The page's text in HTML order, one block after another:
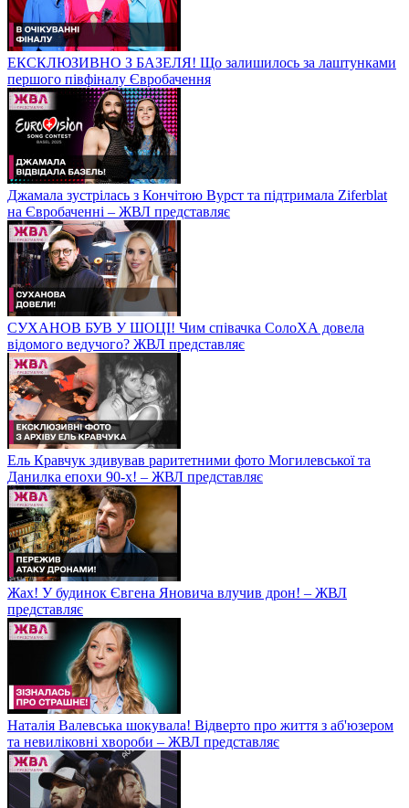
ЕКСКЛЮЗИВНО З БАЗЕЛЯ! Що залишилось за лаштунками
першого півфіналу Євробачення
Джамала зустрілась з Кончітою Вурст та підтримала Ziferblat
на Євробаченні – ЖВЛ представляє
СУХАНОВ БУВ У ШОЦІ! Чим співачка СолоХА довела
відомого ведучого? ЖВЛ представляє
Ель Кравчук здивував раритетними фото Могилевської та
Данилка епохи 90-х! – ЖВЛ представляє
Жах! У будинок Євгена Яновича влучив дрон! – ЖВЛ
представляє
Наталія Валевська шокувала! Відверто про життя з аб'юзером
та невиліковні хвороби – ЖВЛ представляє